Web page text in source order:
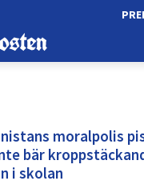
moralpolis
bär
i skolan